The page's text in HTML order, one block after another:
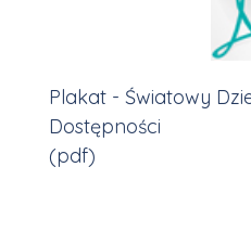
Plakat - Światowy
Dostępności
(pdf)